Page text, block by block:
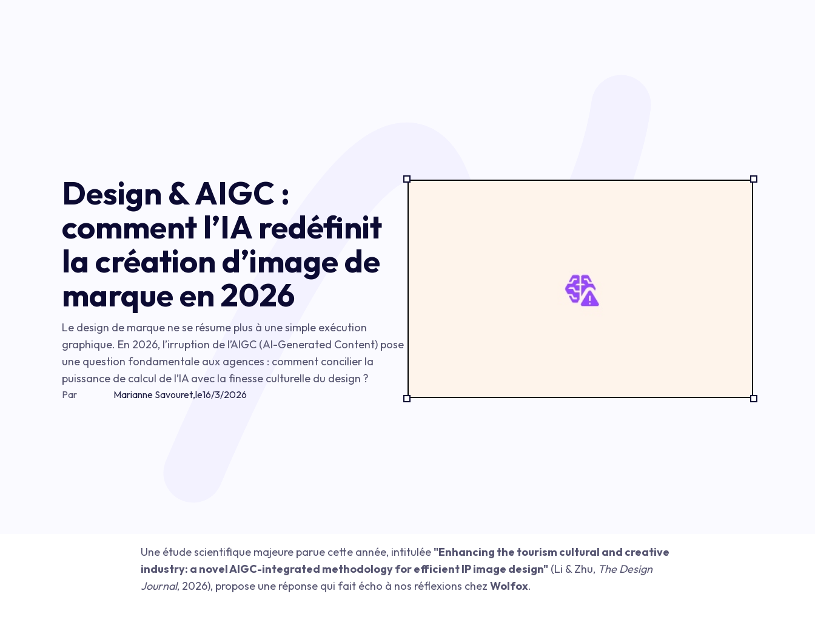
Design & AIGC :
comment l’IA redéfinit
la création d’image de
marque en 2026
Le design de marque ne se résume plus à une simple exécution
graphique. En 2026, l’irruption de l’AIGC (AI-Generated Content) pose
une question fondamentale aux agences : comment concilier la
puissance de calcul de l’IA avec la finesse culturelle du design ?
Par Marianne Savouret,le16/3/2026
Une étude scientifique majeure parue cette année, intitulée "Enhancing the tourism cultural and creative
industry: a novel AIGC-integrated methodology for efficient IP image design" (Li & Zhu, The Design
Journal, 2026), propose une réponse qui fait écho à nos réflexions chez Wolfox.